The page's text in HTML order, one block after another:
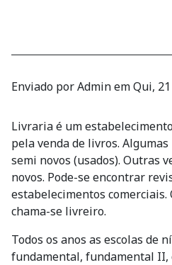
Enviado porAdminemQui,
Livraria é um
pela venda de livros.
semi novos (usados). Outras
novos. Pode-se encontrar
estabelecimentos
chama-se livreiro.
Todos os anos as escolas de
fundamental, fundamental II,